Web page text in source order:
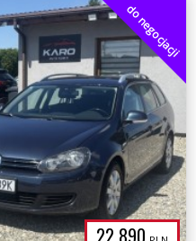
22 890
do negocjacji